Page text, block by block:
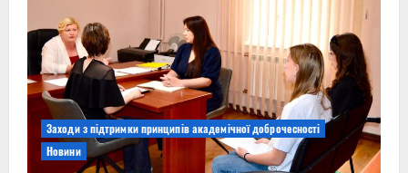
Заходи з підтримки принципів академічної доброчесності
Новини